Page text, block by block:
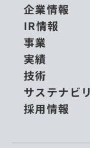
企業情報
IR情報
事業
実績
技術
サステナビ
採用情報